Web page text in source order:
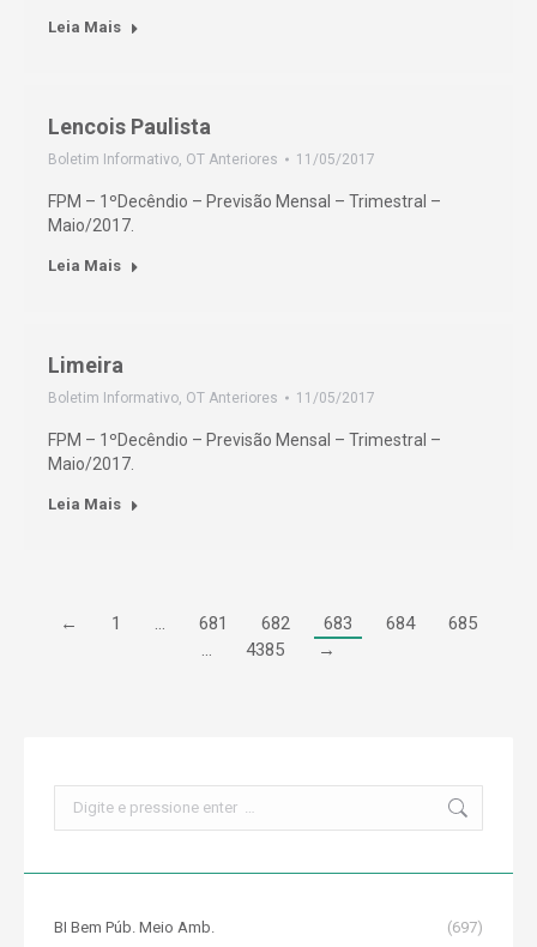
Leia Mais
Lencois Paulista
Boletim Informativo, OT Anteriores 11/05/2017
FPM – 1ºDecêndio – Previsão Mensal – Trimestral –
Maio/2017.
Leia Mais
Limeira
Boletim Informativo, OT Anteriores 11/05/2017
FPM – 1ºDecêndio – Previsão Mensal – Trimestral –
Maio/2017.
Leia Mais
← 1 … 681 682 683 684
685
…
4385 →
BI Bem Púb. Meio Amb.
(697)